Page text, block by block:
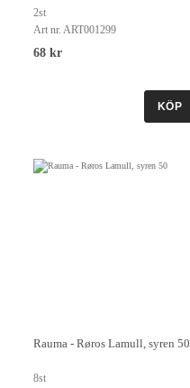
2st
Art nr. ART001299
68 kr
KÖP
Rauma - Røros Lamull, syren 50
8st